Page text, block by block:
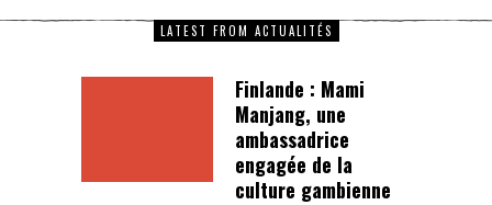
LATEST FROM ACTUALITÉS
Finlande : Mami
Manjang, une
ambassadrice
engagée de la
culture gambienne